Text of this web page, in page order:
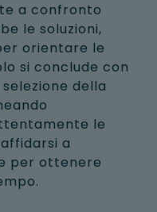
a confronto
le soluzioni,
orientare le
si conclude con
della
le
a
per ottenere